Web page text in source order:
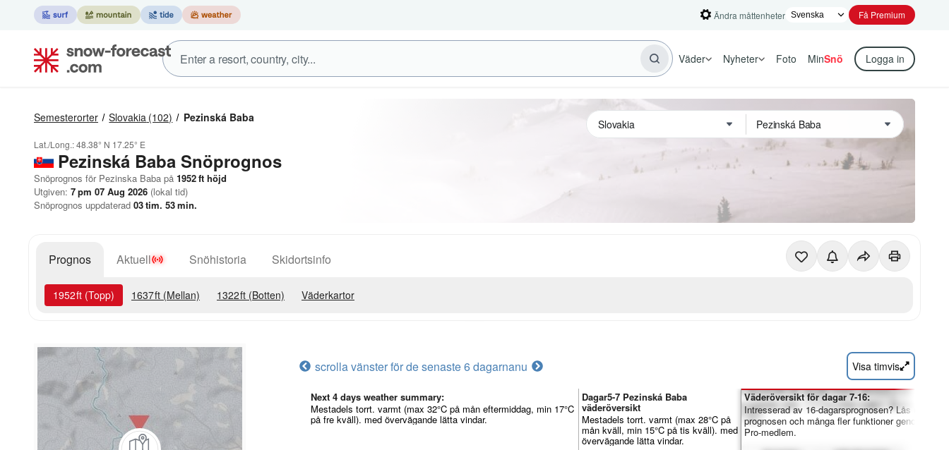
Ändra måttenheter Få Premium
Väder Nyheter Foto MinSnö Logga in
Semesterorter Slovakia (102) Pezinská Baba
Lat./Long.:48.38° N 17.25° E
Pezinská Baba Snöprognos
Snöprognos för Pezinska Baba på 1952ft höjd
Utgiven: 7 pm 07 Aug 2026 (lokal tid)
Snöprognos uppdaterad 03tim. 53min.
Prognos Aktuell Snöhistoria Skidortsinfo
1952ft (Topp) 1637ft (Mellan) 1322ft (Botten) Väderkartor
scrolla vänster för de senaste 6 dagarnanu Visa timvis
Next 4 days weather summary:
Mestadels torrt. varmt (max 32°C på mån eftermiddag, min 17°C
på fre kväll). med övervägande lätta vindar.
Dagar5-7 Pezinská Baba
väderöversikt
Mestadels torrt. varmt (max 28°C på
mån kväll, min 15°C på tis kväll). med
övervägande lätta vindar.
Väderöversikt för dagar 7-16:
Intresserad av 16-dagarsprognosen? Lås upp hela
prognosen och många fler funktioner genom att bli
Pro-medlem.